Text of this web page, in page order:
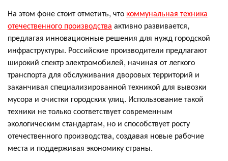
На этом фоне стоит отметить, что коммунальная техника
отечественного производства активно развивается,
предлагая инновационные решения для нужд городской
инфраструктуры. Российские производители предлагают
широкий спектр электромобилей, начиная от легкого
транспорта для обслуживания дворовых территорий и
заканчивая специализированной техникой для вывозки
мусора и очистки городских улиц. Использование такой
техники не только соответствует современным
экологическим стандартам, но и способствует росту
отечественного производства, создавая новые рабочие
места и поддерживая экономику страны.